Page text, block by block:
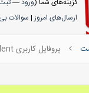
گزینه‌های شما (ورود—
ارسال‌های امروز| سوالات
پروفایل کاربری best student